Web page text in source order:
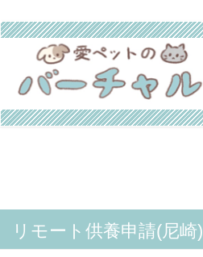
リモート供養申請(尼崎)